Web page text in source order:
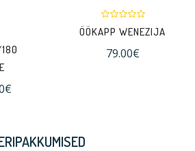
ÖÖKAPP WENEZIJA
79.00€